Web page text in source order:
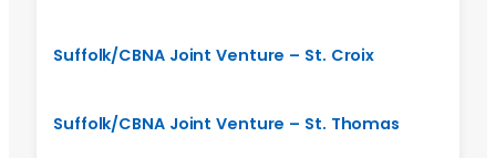
Suffolk/CBNA Joint Venture – St. Croix
Suffolk/CBNA Joint Venture – St. Thomas